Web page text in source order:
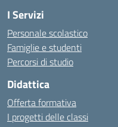
I Servizi
Personale scolastico
Famiglie e studenti
Percorsi di studio
Didattica
Offerta formativa
I progetti delle classi